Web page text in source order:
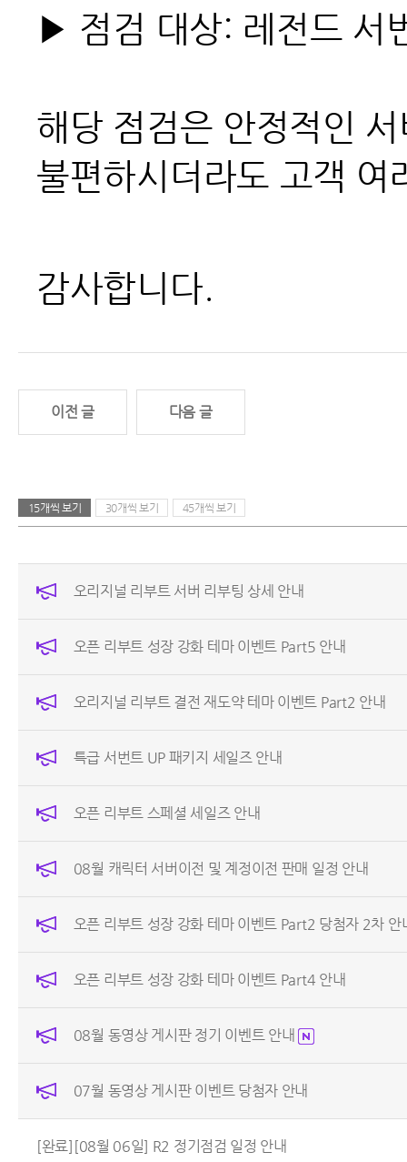
▶ 점검 대상: 레전드 서
해당 점검은 안정적인
불편하시더라도 고객 여
감사합니다.
이전 글 다음 글
15개씩 보기 30개씩 보기 45개씩 보기
오리지널 리부트 서버 리부팅 상세 안내
오픈 리부트 성장 강화 테마 이벤트 Part5 안내
오리지널 리부트 결전 재도약 테마 이벤트 Part2 안내
특급 서번트 UP 패키지 세일즈 안내
오픈 리부트 스페셜 세일즈 안내
08월 캐릭터 서버이전 및 계정이전 판매 일정 안내
오픈 리부트 성장 강화 테마 이벤트 Part2 당첨자 2차 안
오픈 리부트 성장 강화 테마 이벤트 Part4 안내
08월 동영상 게시판 정기 이벤트 안내
07월 동영상 게시판 이벤트 당첨자 안내
[완료][08월 06일] R2 정기점검 일정 안내